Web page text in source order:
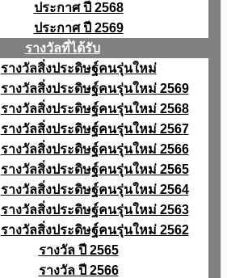
ประกาศ ปี 2568
ประกาศ ปี 2569
รางวัลที่ได้รับ
รางวัลสิ่งประดิษฐ์คนรุ่นใหม่
รางวัลสิ่งประดิษฐ์คนรุ่นใหม่ 2569
รางวัลสิ่งประดิษฐ์คนรุ่นใหม่ 2568
รางวัลสิ่งประดิษฐ์คนรุ่นใหม่ 2567
รางวัลสิ่งประดิษฐ์คนรุ่นใหม่ 2566
รางวัลสิ่งประดิษฐ์คนรุ่นใหม่ 2565
รางวัลสิ่งประดิษฐ์คนรุ่นใหม่ 2564
รางวัลสิ่งประดิษฐ์คนรุ่นใหม่ 2563
รางวัลสิ่งประดิษฐ์คนรุ่นใหม่ 2562
รางวัล ปี 2565
รางวัล ปี 2566